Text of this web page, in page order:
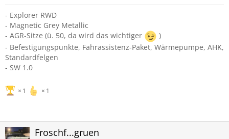
- Explorer RWD
- Magnetic Grey Metallic
- AGR-Sitze (ü. 50, da wird das wichtiger
)
- Befestigungspunkte, Fahrassistenz-Paket, Wärmepumpe, AHK,
Standardfelgen
- SW 1.0
1 1
Froschf...gruen